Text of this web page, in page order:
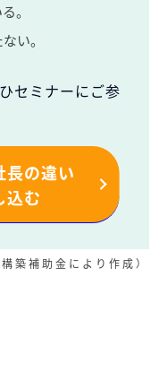
。
い。
セミナーにご参
長の違い
込む
築補助金により作成）